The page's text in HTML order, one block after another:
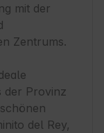
mit der
Zentrums.
der Provinz
del Rey,